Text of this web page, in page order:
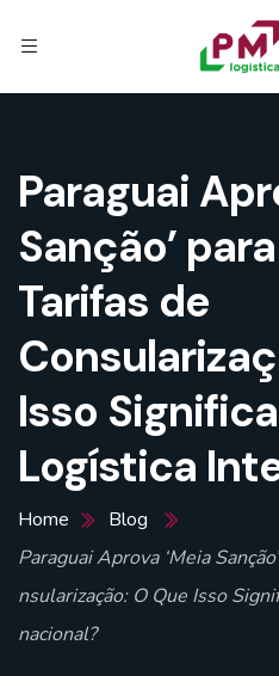
Paraguai
Sanção’
Tarifas de
Isso
Logística
Home
Blog
Paraguai Aprova ‘Meia
nsularização: O Que Isso
nacional?